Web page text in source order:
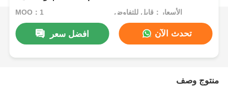
MOQ：1 الأسعار：قابل للتفاوض
افضل سعر تحدث الآن
منتوج وصف